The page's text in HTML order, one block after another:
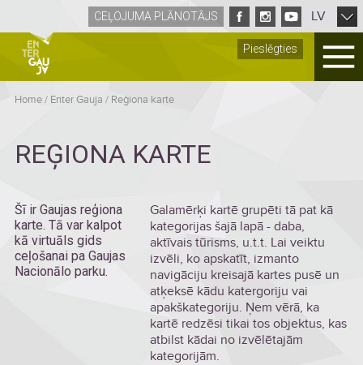
Pieslēgties
CEĻOJUMA PLĀNOTĀJS LV
Home/ Enter Gauja / Reģiona karte
REĢIONA KARTE
Šī ir Gaujas reģiona
karte. Tā var kalpot
kā virtuāls gids
ceļošanai pa Gaujas
Nacionālo parku.
Galamērķi kartē grupēti tā pat kā
kategorijas šajā lapā - daba,
aktīvais tūrisms, u.t.t. Lai veiktu
izvēli, ko apskatīt, izmanto
navigāciju kreisajā kartes pusē un
atķeksē kādu katergoriju vai
apakškategoriju. Ņem vērā, ka
kartē redzēsi tikai tos objektus, kas
atbilst kādai no izvēlētajām
kategorijām.